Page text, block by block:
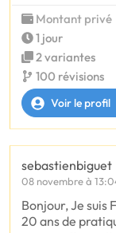
Montant privé
1 jour
2 variantes
100 révisions
Voir le profil
sebastienbiguet
08 novembre à
Bonjour, Je suis
20 ans de